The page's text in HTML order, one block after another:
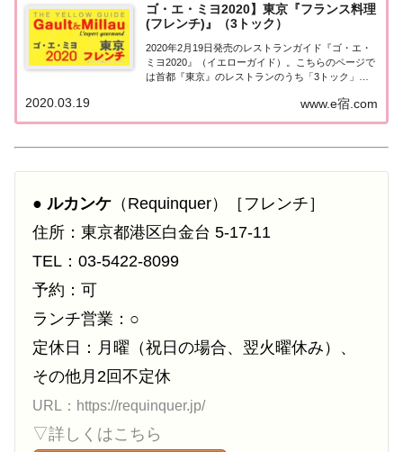
ゴ・エ・ミヨ2020】東京『フランス料理
(フレンチ)』（3トック）
2020年2月19日発売のレストランガイド『ゴ・エ・
ミヨ2020』（イエローガイド）。こちらのページで
は首都『東京』のレストランのうち「3トック」を
報について一覧にまとめました。ゴエミヨ2020東京
「フランス料理」首都「東京エリア」で...
www.e宿.com
2020.03.19
● ルカンケ （Requinquer）［フレンチ］
住所：東京都港区白金台 5-17-11
TEL：03-5422-8099
予約：可
ランチ営業：○
定休日：月曜（祝日の場合、翌火曜休み）、
その他月2回不定休
URL：https://requinquer.jp/
▽詳しくはこちら